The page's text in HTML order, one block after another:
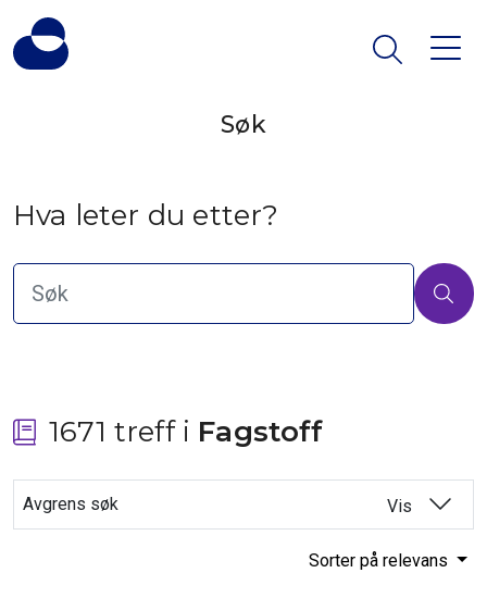
Søk
Hva leter du etter?
1671 treff i Fagstoff
Avgrens søk Vis
Sorter på relevans